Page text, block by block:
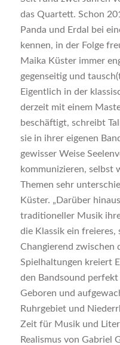
das Quartett. Schon
Panda und Erdal bei
kennen, in der Folge
Maika Küster immer
gegenseitig und
Eigentlich in der
derzeit mit einem
beschäftigt, schreibt
sie in ihrer eigenen
gewisser Weise
kommunizieren, selbst
Themen sehr
Küster. „Darüber
traditioneller Musik
die Klassik ein freieres,
Changierend zwischen
Spielhaltungen kreiert
den Bandsound perfekt
Geboren und
Ruhrgebiet und
Zeit für Musik und
Realismus von Gabriel